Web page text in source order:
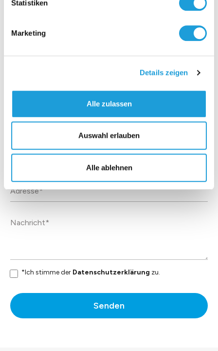
Statistiken
Marketing
Details zeigen
Alle zulassen
Auswahl erlauben
Alle ablehnen
*Ich stimme der Datenschutzerklärung zu.
Senden